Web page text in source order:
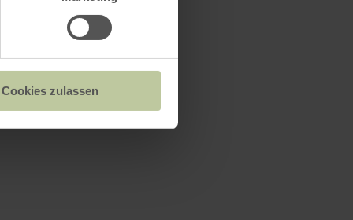
Cookies zulassen